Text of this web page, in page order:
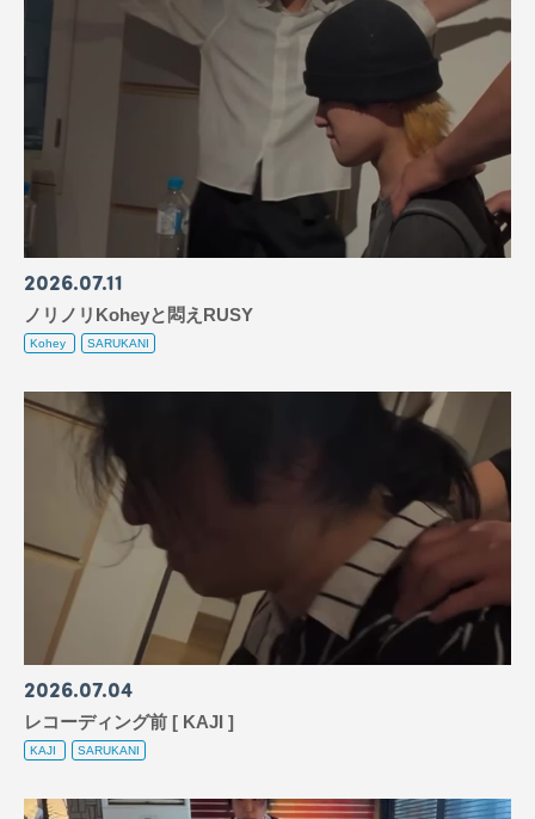
2026 0711
ノリノリKoheyと悶えRUSY
Kohey SARUKANI
2026 07 04
レコーディング前 [ KAJI ]
KAJI SARUKANI